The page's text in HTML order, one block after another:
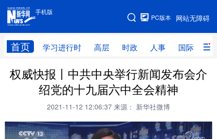
手机版
网站无障碍
PC版本
首页 学习进行时 高层 时政 人事 国际 财
手机版
网站地图
学习进行时 高层 时政 人事
财经 网评
全球连线
科技 科创 量子 体育
权威快报丨中共中央举行新闻发布会介
绍党的十九届六中全会精神
2021-11-12 12:06:37 来源： 新华社微博